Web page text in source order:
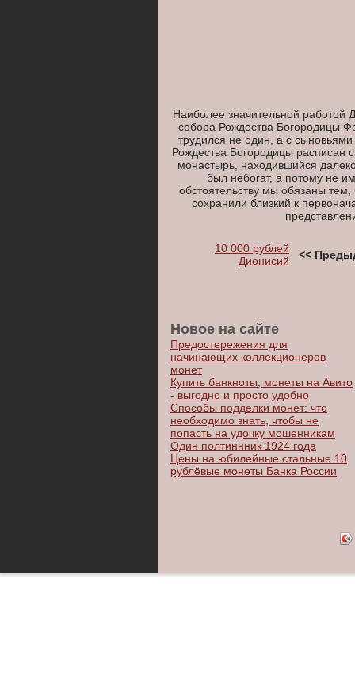
Наиболее значительной работой
собора Рождества Богородицы
трудился не один, а с
Рождества Богородицы
монастырь, находившийся
был небогат, а потому не
обстоятельству мы обязаны
сохранили близкий к
10 000 рублей
Дионисий
<<
Новое на сайте
Предостережения для
начинающих коллекционеров
монет
Купить банкноты, монеты на Авито
- выгодно и просто удобно
Способы подделки монет: что
необходимо знать, чтобы не
попасть на удочку мошенникам
Один полтиннник 1924 года
Цены на юбилейные стальные 10
рублёвые монеты Банка России